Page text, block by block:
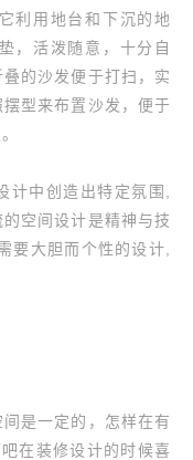
利用地台和下沉的地
，活泼随意，十分自
的沙发便于打扫，实
型来布置沙发，便于
中创造出特定氛围,
空间设计是精神与技
要大胆而个性的设计,
是一定的，怎样在有
在装修设计的时候喜